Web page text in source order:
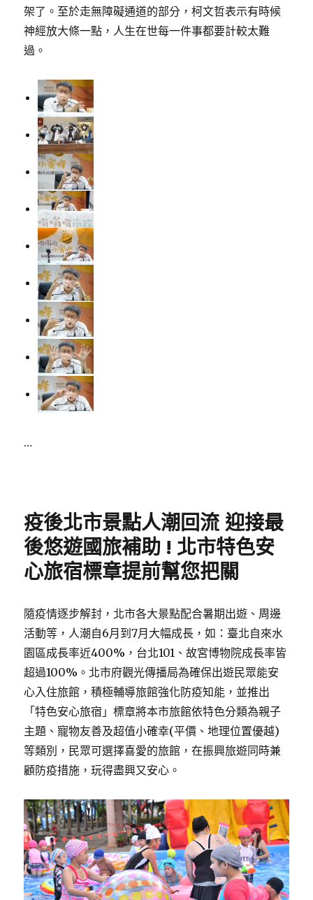
架了。至於走無障礙通道的部分，柯文哲表示有時候
神經放大條一點，人生在世每一件事都要計較太難
過。
…
疫後北市景點人潮回流 迎接最
後悠遊國旅補助 ! 北市特色安
心旅宿標章提前幫您把關
隨疫情逐步解封，北市各大景點配合暑期出遊、周邊
活動等，人潮自6月到7月大幅成長，如：臺北自來水
園區成長率近400%，台北101、故宮博物院成長率皆
超過100%。北市府觀光傳播局為確保出遊民眾能安
心入住旅館，積極輔導旅館強化防疫知能，並推出
「特色安心旅宿」標章將本市旅館依特色分類為親子
主題、寵物友善及超值小確幸(平價、地理位置優越)
等類別，民眾可選擇喜愛的旅館，在振興旅遊同時兼
顧防疫措施，玩得盡興又安心。